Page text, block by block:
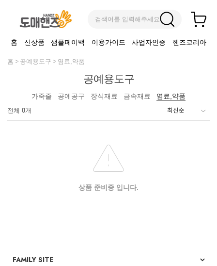
검색어를 입력해주세요
홈 신상품 샘플페이백 이용가이드 사업자인증 핸즈코리아
홈 공예용도구 염료,약품
공예용도구
가죽줄 공예공구 장식재료 금속재료 염료,약품
전체 0개
상품 준비중 입니다.